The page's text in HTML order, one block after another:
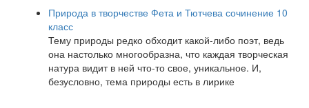
Природа в творчестве Фета и Тютчева сочинение 10
класс
Тему природы редко обходит какой-либо поэт, ведь
она настолько многообразна, что каждая творческая
натура видит в ней что-то свое, уникальное. И,
безусловно, тема природы есть в лирике